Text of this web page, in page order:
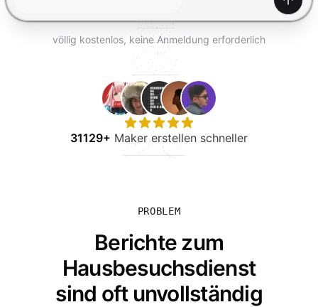
völlig kostenlos, keine Anmeldung erforderlich
31129+ Maker erstellen schneller
PROBLEM
Berichte zum
Hausbesuchsdienst
sind oft unvollständig